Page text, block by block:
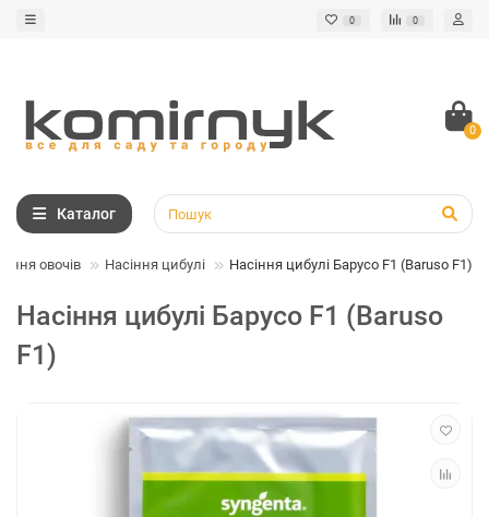
0 0
0
Каталог
овочів Насіння цибулі Насіння цибулі Барусо F1 (Baruso F1)
Насіння цибулі Барусо F1 (Baruso
F1)